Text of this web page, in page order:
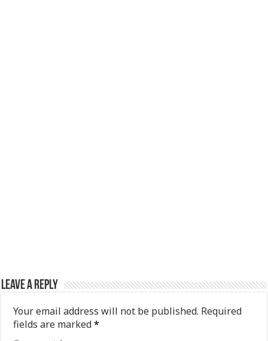
Leave a Reply
Your email address will not be published. Required
fields are marked*